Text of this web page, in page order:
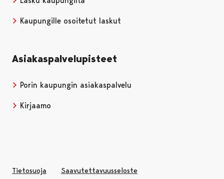
Kaupungille osoitetut laskut
Asiakaspalvelupisteet
Porin kaupungin asiakaspalvelu
Kirjaamo
Tietosuoja Saavutettavuusseloste